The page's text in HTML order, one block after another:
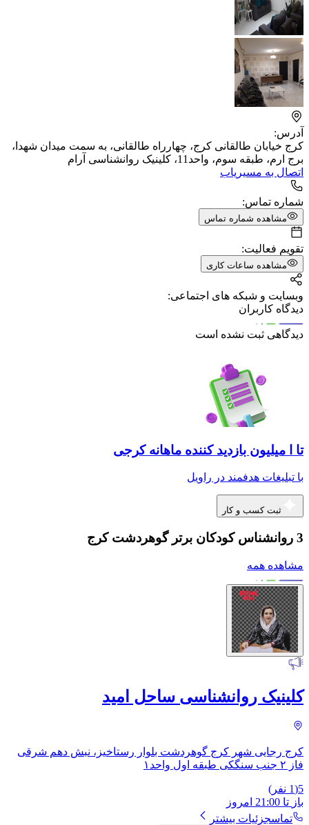
آدرس:
کرج خیابان طالقانی کرج، چهارراه طالقانی، به سمت میدان شهدا،
برج ارم، طبقه سوم، واحد11، کلینیک روانشناسی آرام
اتصال به مسیریاب
شماره تماس:
مشاهده شماره تماس
تقویم فعالیت:
مشاهده ساعات کاری
وبسایت و شبکه های اجتماعی:
دیدگاه کاربران
دیدگاهی ثبت نشده است
تا ا میلیون بازدید کننده ماهانه کرجی
با تبلیغات هدفمند در راویل
ثبت کسب و کار
3 روانشناس کودکان برتر گوهردشت کرج
مشاهده همه
کلینیک روانشناسی ساحل امید
کرج رجایی شهر کرج گوهردشت بلوار رستاخیز، نبش دهم شرقی
فاز ۲ جنب سنگکی طبقه اول واحد۱
5
(
1 نفر)
باز تا 21:00 امروز
تماسجزئیات بیشتر